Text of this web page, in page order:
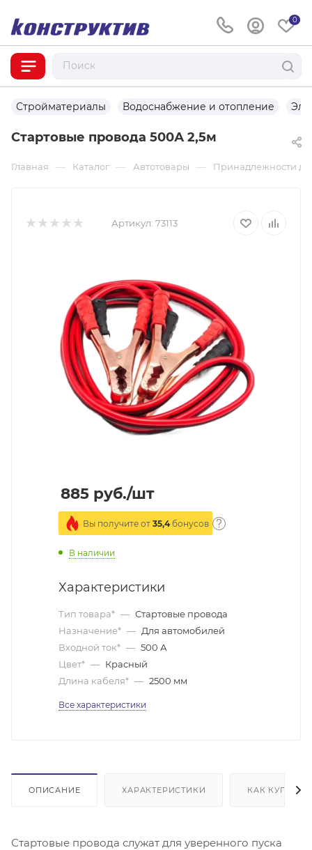
0
Стройматериалы Водоснабжение и отопление
Стартовые провода 500А 2,5м
Главная — Каталог — Автотовары — Принадлежности
Артикул: 73113
885 руб./шт
Вы получите от 35,4бонусов
В наличии
Характеристики
Тип товара* — Стартовые провода
Назначение* — Для автомобилей
Входной ток* — 500 А
Цвет* — Красный
Длина кабеля* — 2500 мм
Все характеристики
ОПИСАНИЕ ХАРАКТЕРИСТИКИ КАК КУПИТЬ
Стартовые провода служат для уверенного пуска